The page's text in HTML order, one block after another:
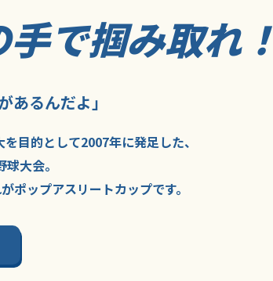
で掴み取れ！
あるんだよ」
を目的として2007年に発足した、
大会。
ポップアスリートカップです。